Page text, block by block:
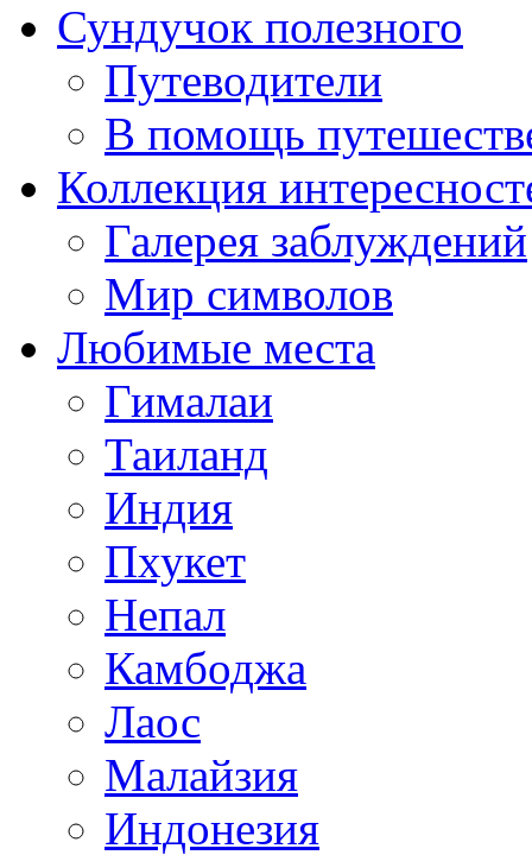
Сундучок полезного
Путеводители
В помощь
Коллекция
Галерея заблуждений
Мир символов
Любимые места
Гималаи
Таиланд
Индия
Пхукет
Непал
Камбоджа
Лаос
Малайзия
Индонезия